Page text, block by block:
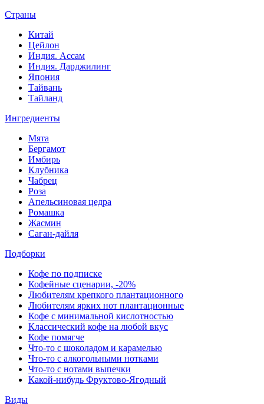
Страны
Китай
Цейлон
Индия. Ассам
Индия. Дарджилинг
Япония
Тайвань
Тайланд
Ингредиенты
Мята
Бергамот
Имбирь
Клубника
Чабрец
Роза
Апельсиновая цедра
Ромашка
Жасмин
Саган-дайля
Подборки
Кофе по подписке
Кофейные сценарии, -20%
Любителям крепкого плантационного
Любителям ярких нот плантационные
Кофе с минимальной кислотностью
Классический кофе на любой вкус
Кофе помягче
Что-то с шоколадом и карамелью
Что-то с алкогольными нотками
Что-то с нотами выпечки
Какой-нибудь Фруктово-Ягодный
Виды